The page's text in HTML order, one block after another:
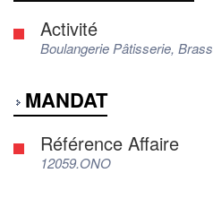
Activité
Boulangerie Pâtisserie,
MANDAT
Référence Affaire
12059.ONO